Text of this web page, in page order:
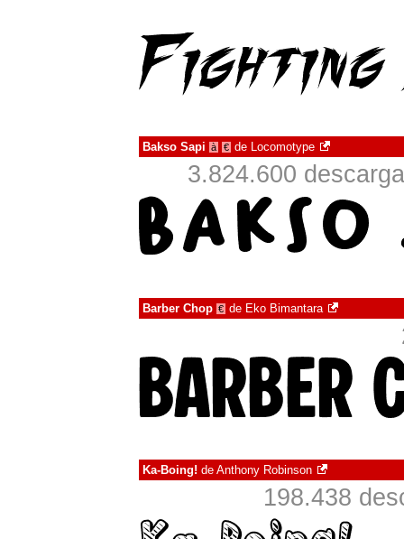
Bakso Sapi à € de Locomotype
3.824.600
Barber Chop € de Eko Bimantara
Ka-Boing! de Anthony Robinson
198.438